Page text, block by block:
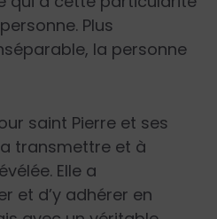
Plus
la personne
saint Pierre et ses
transmettre et à
Elle a
et d’y adhérer en